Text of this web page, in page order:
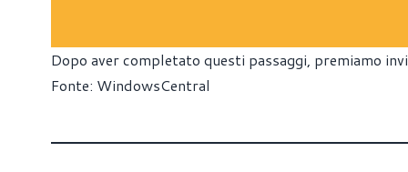
Dopo aver completato questi passaggi, premiamo
Fonte: WindowsCentral